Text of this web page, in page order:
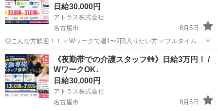
日給30,000円
アトラス株式会社
名古屋市
8月5日
◎こんな方歓迎！！ ✅Wワークで週1〜2回入りたい方 ✅フルタイムで
しっかり稼ぎたい方 ✅週払い希望の方 ✅希望シフトで働きたい方 ▼資
格について ・初任者研修 ・実務者研修 ・介護福祉士 ※資格が...
愛知 名古屋市 介護 スタッフ
《夜勤帯での介護スタッフ👫》日給3万円！ /
WワークOK♩
日給30,000円
アトラス株式会社
名古屋市
8月5日